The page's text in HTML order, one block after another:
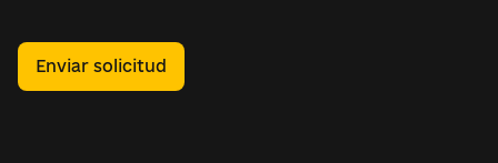
Enviar solicitud